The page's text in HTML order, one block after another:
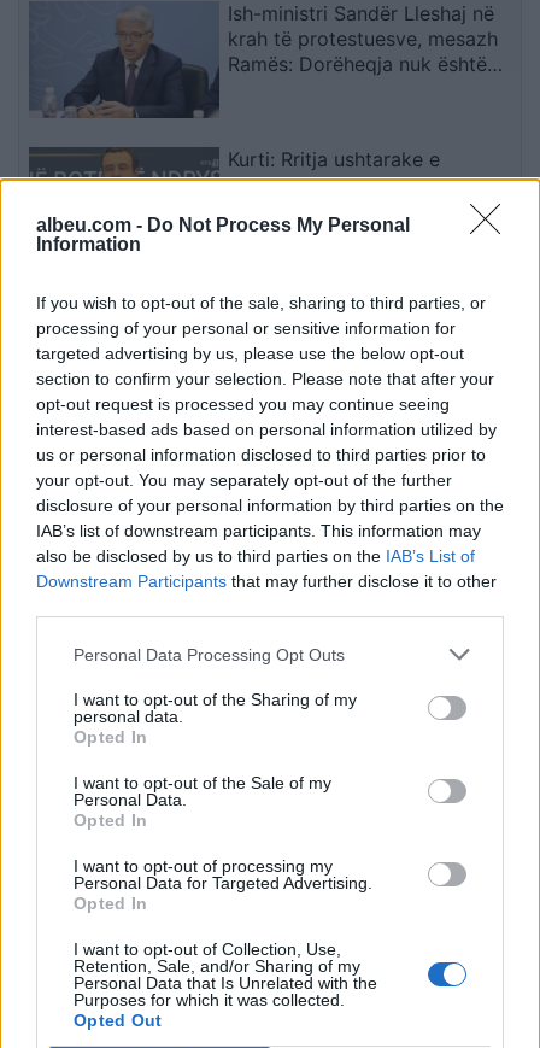
albeu.com - Do Not Process My Personal
Information
If you wish to opt-out of the sale, sharing to third parties, or
processing of your personal or sensitive information for
targeted advertising by us, please use the below opt-out
section to confirm your selection. Please note that after your
opt-out request is processed you may continue seeing
interest-based ads based on personal information utilized by
us or personal information disclosed to third parties prior to
your opt-out. You may separately opt-out of the further
disclosure of your personal information by third parties on the
IAB’s list of downstream participants. This information may
also be disclosed by us to third parties on the IAB’s List of
Downstream Participants that may further disclose it to other
Personal Data Processing Opt Outs
I want to opt-out of the Sharing of my
personal data.
Opted In
I want to opt-out of the Sale of my
Personal Data.
Opted In
I want to opt-out of processing my
Personal Data for Targeted Advertising.
Opted In
I want to opt-out of Collection, Use,
Retention, Sale, and/or Sharing of my
Personal Data that Is Unrelated with the
Purposes for which it was collected.
Opted Out
Ish-ministri Sandër Lleshaj në
krah të protestuesve, mesazh
Ramës: Dorëheqja nuk është
Kurti: Rritja ushtarake e
Serbisë, pjesë e ambicieve për
Barcelona gati të lejojë
transferimin e Ferran Torres te
PSG, cakton shifrën për
sulmuesin
A i shkatërron vaji i farës së
zezë qelizat kanceroze?
Nutricionistja rrëfen përvojën e
saj (VIDEO)
Esim for Global|